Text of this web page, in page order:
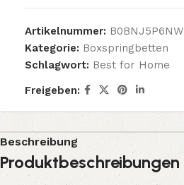
Artikelnummer: B0BNJ5P6NW
Kategorie: Boxspringbetten
Schlagwort: Best for Home
Freigeben:
Beschreibung
Produktbeschreibungen